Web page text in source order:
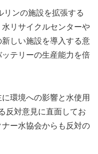
リンの施設を拡張する
リサイクルセンターや
しい施設を導入する意
テリーの生産能力を倍
環境への影響と水使用
反対意見に直面してお
ー水協会からも反対の